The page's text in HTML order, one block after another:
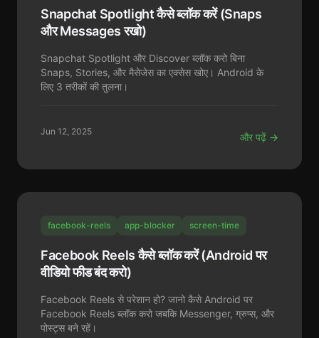
Snapchat Spotlight कैसे ब्लॉक करें (Snaps
और Messages रखो)
Snapchat Spotlight और Discover ब्लॉक करो बिना
Snaps, Stories, और मैसेजेस का एक्सेस खोए। Android के
लिए 3 तरीकों की तुलना।
Jun 12, 2025 और पढ़ें →
facebook-reels app-blocker screen-time
Facebook Reels कैसे ब्लॉक करें (Android पर
वीडियो फीड बंद करो)
Facebook Reels से परेशान हो? जानो कैसे Android पर
Facebook Reels ब्लॉक करो जबकि Messenger, ग्रुप्स, और
पोस्ट्स बने रहें।